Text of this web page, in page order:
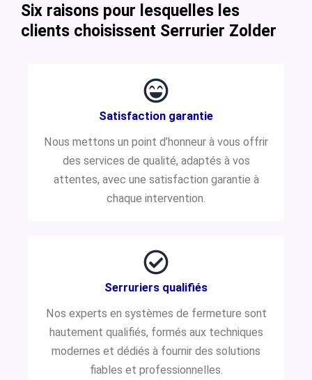
Six raisons pour lesquelles les
clients choisissent Serrurier Zolder
Satisfaction garantie
Nous mettons un point d’honneur à vous offrir
des services de qualité, adaptés à vos
attentes, avec une satisfaction garantie à
chaque intervention.
Serruriers qualifiés
Nos experts en systèmes de fermeture sont
hautement qualifiés, formés aux techniques
modernes et dédiés à fournir des solutions
fiables et professionnelles.